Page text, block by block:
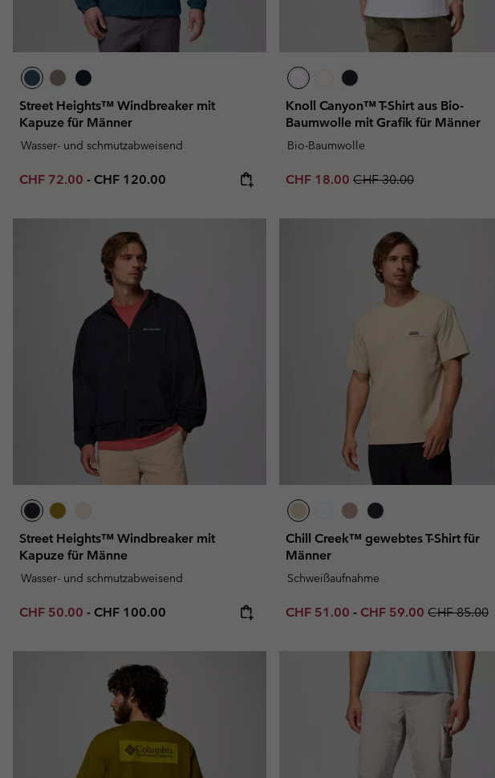
Street Heights™ Windbreaker mit
Kapuze für Männer
Wasser- und schmutzabweisend
Minimum sale price:
CHF 72.00 - Maximum price:
CHF 120.00
Knoll Canyon™ T-Shirt aus Bio-
Baumwolle mit Grafik für Männer
Bio-Baumwolle
Sale price:
CHF 18.00 Regular price:
CHF 30.00
Street Heights™ Windbreaker mit
Kapuze für Männe
Wasser- und schmutzabweisend
Minimum sale price:
CHF 50.00 - Maximum price:
CHF 100.00
Chill Creek™ gewebtes T-Shirt für
Männer
Schweißaufnahme
Minimum sale price:
CHF 51.00 - Maximum sale price:
CHF 59.00 Regular
CHF 85.00